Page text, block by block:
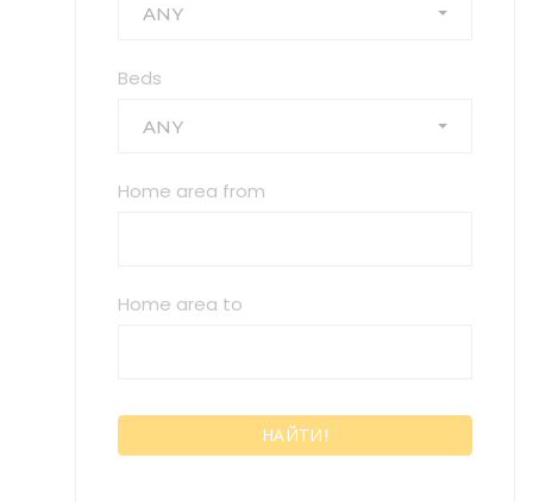
ANY
Beds
ANY
Home area from
Home area to
НАЙТИ!